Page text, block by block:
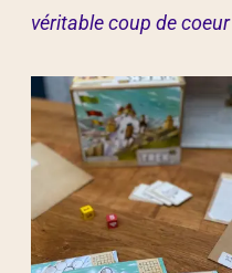
véritable coup de coeur